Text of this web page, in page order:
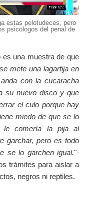
estas pelotudeces, pero
psicologos del penal de
es una muestra de que
mete una lagartija en
con la cucaracha
su nuevo disco y que
el culo porque hay
miedo de que se lo
le comería la pija al
garchar, pero es todo
se lo garchen igual."-
trámites para aislar a
negros ni reptiles.